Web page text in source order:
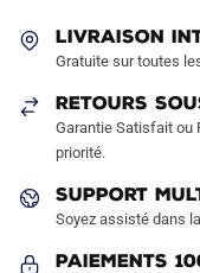
choisies
la
page
produit
LIVRAISON
Gratuite sur toutes
RETOURS
Garantie Satisfait ou
priorité.
SUPPORT
Soyez assisté dans
Paiements